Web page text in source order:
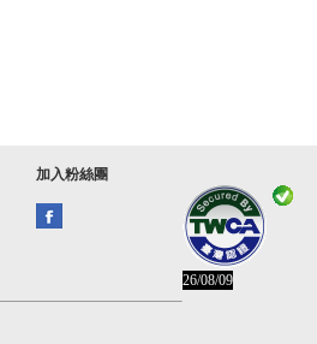
加入粉絲團
26/08/09